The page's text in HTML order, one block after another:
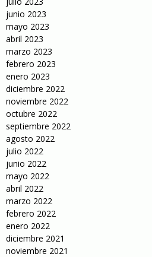
junio 2023
mayo 2023
abril 2023
marzo 2023
febrero 2023
enero 2023
diciembre 2022
noviembre 2022
octubre 2022
septiembre 2022
agosto 2022
julio 2022
junio 2022
mayo 2022
abril 2022
marzo 2022
febrero 2022
enero 2022
diciembre 2021
noviembre 2021